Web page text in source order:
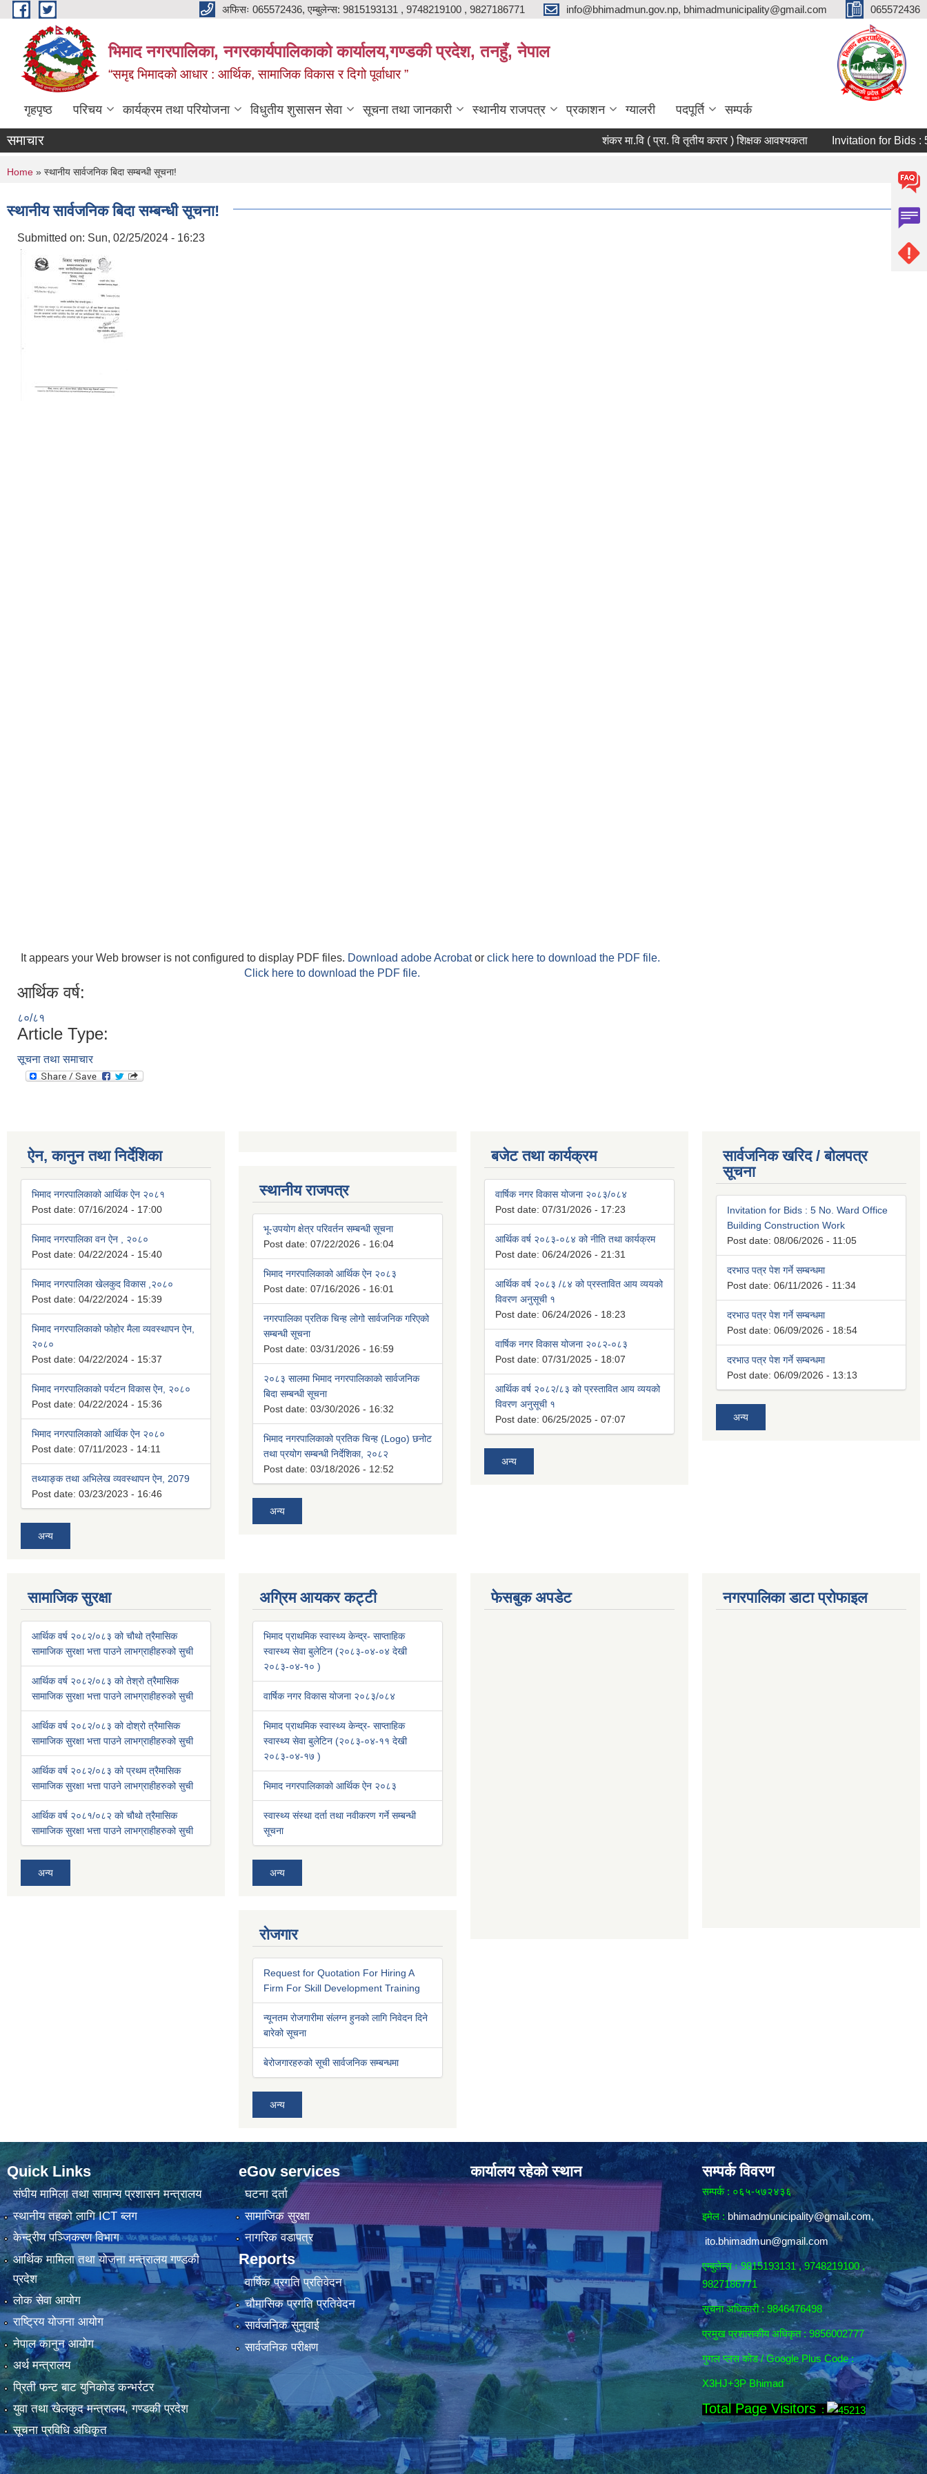
Skip to main content अफिसः 065572436, ‍‍एम्बुलेन्स: 9815193131 , 9748219100 , 9827186771 info@bhimadmun.gov.np, bhimadmunicipality@gmail.com 065572436
भिमाद नगरपालिका, नगरकार्यपालिकाको कार्यालय,गण्डकी प्रदेश, तनहुँ, नेपाल
“समृद्द भिमादको आधार : आर्थिक, सामाजिक विकास र दिगो पूर्वाधार ”
गृहपृष्ठ परिचय कार्यक्रम तथा परियोजना विधुतीय शुसासन सेवा सूचना तथा जानकारी स्थानीय राजपत्र प्रकाशन ग्यालरी पदपूर्ति सम्पर्क
समाचार शंकर मा.वि ( प्रा. वि तृतीय करार ) शिक्षक आवश्यकता
You are here
Home » स्थानीय सार्वजनिक बिदा सम्बन्धी सूचना!
स्थानीय सार्वजनिक बिदा सम्बन्धी सूचना!
Submitted on: Sun, 02/25/2024 - 16:23
It appears your Web browser is not configured to display PDF files. Download adobe Acrobator click here to download the PDF file.
Click here to download the PDF file.
आर्थिक वर्ष:
८०/८१
Article Type:
सूचना तथा समाचार
ऐन, कानुन तथा निर्देशिका
भिमाद नगरपालिकाको आर्थिक ऐन २०८१
Post date: 07/16/2024 - 17:00
भिमाद नगरपालिका वन ऐन , २०८०
Post date: 04/22/2024 - 15:40
भिमाद नगरपालिका खेलकुद विकास ,२०८०
Post date: 04/22/2024 - 15:39
भिमाद नगरपालिकाको फोहोर मैला व्यवस्थापन ऐन,
२०८०
Post date: 04/22/2024 - 15:37
भिमाद नगरपालिकाको पर्यटन विकास ऐन, २०८०
Post date: 04/22/2024 - 15:36
भिमाद नगरपालिकाको आर्थिक ऐन २०८०
Post date: 07/11/2023 - 14:11
तथ्याङ्क तथा अभिलेख व्यवस्थापन ऐन, 2079
Post date: 03/23/2023 - 16:46
अन्य
स्थानीय राजपत्र
भू-उपयोग क्षेत्र परिवर्तन सम्बन्धी सूचना
Post date: 07/22/2026 - 16:04
भिमाद नगरपालिकाको आर्थिक ऐन २०८३
Post date: 07/16/2026 - 16:01
नगरपालिका प्रतिक चिन्ह लोगो सार्वजनिक गरिएको
सम्बन्धी सूचना
Post date: 03/31/2026 - 16:59
२०८३ सालमा भिमाद नगरपालिकाको सार्वजनिक
बिदा सम्बन्धी सूचना
Post date: 03/30/2026 - 16:32
भिमाद नगरपालिकाको प्रतिक चिन्ह (Logo) छनोट
तथा प्रयोग सम्बन्धी निर्देशिका, २०८२
Post date: 03/18/2026 - 12:52
अन्य
बजेट तथा कार्यक्रम
वार्षिक नगर विकास योजना २०८३/०८४
Post date: 07/31/2026 - 17:23
आर्थिक वर्ष २०८३-०८४ को नीति तथा कार्यक्रम
Post date: 06/24/2026 - 21:31
आर्थिक वर्ष २०८३ /८४ को प्रस्तावित आय व्ययको
विवरण अनुसूची १
Post date: 06/24/2026 - 18:23
वार्षिक नगर विकास योजना २०८२-०८३
Post date: 07/31/2025 - 18:07
आर्थिक वर्ष २०८२/८३ को प्रस्तावित आय व्ययको
विवरण अनुसूची १
Post date: 06/25/2025 - 07:07
अन्य
सार्वजनिक खरिद / बोलपत्र
सूचना
Invitation for Bids : 5 No. Ward Office
Building Construction Work
Post date: 08/06/2026 - 11:05
दरभाउ पत्र पेश गर्ने सम्बन्धमा
Post date: 06/11/2026 - 11:34
दरभाउ पत्र पेश गर्ने सम्बन्धमा
Post date: 06/09/2026 - 18:54
दरभाउ पत्र पेश गर्ने सम्बन्धमा
Post date: 06/09/2026 - 13:13
अन्य
सामाजिक सुरक्षा
आर्थिक वर्ष २०८२/०८३ को चौथो त्रैमासिक
सामाजिक सुरक्षा भत्ता पाउने लाभग्राहीहरुको सुची
आर्थिक वर्ष २०८२/०८३ को तेश्रो त्रैमासिक
सामाजिक सुरक्षा भत्ता पाउने लाभग्राहीहरुको सुची
आर्थिक वर्ष २०८२/०८३ को दोश्रो त्रैमासिक
सामाजिक सुरक्षा भत्ता पाउने लाभग्राहीहरुको सुची
आर्थिक वर्ष २०८२/०८३ को प्रथम त्रैमासिक
सामाजिक सुरक्षा भत्ता पाउने लाभग्राहीहरुको सुची
आर्थिक वर्ष २०८१/०८२ को चौथो त्रैमासिक
सामाजिक सुरक्षा भत्ता पाउने लाभग्राहीहरुको सुची
अन्य
अग्रिम आयकर कट्टी
भिमाद प्राथमिक स्वास्थ्य केन्द्र- साप्ताहिक
स्वास्थ्य सेवा बुलेटिन (२०८३-०४-०४ देखी
२०८३-०४-१० )
वार्षिक नगर विकास योजना २०८३/०८४
भिमाद प्राथमिक स्वास्थ्य केन्द्र- साप्ताहिक
स्वास्थ्य सेवा बुलेटिन (२०८३-०४-११ देखी
२०८३-०४-१७ )
भिमाद नगरपालिकाको आर्थिक ऐन २०८३
स्वास्थ्य संस्था दर्ता तथा नवीकरण गर्ने सम्बन्धी
सूचना
अन्य
रोजगार
Request for Quotation For Hiring A
Firm For Skill Development Training
न्यूनतम रोजगारीमा संलग्न हुनको लागि निवेदन दिने
बारेको सूचना
बेरोजगारहरुको सूची सार्वजनिक सम्बन्धमा
अन्य
फेसबुक अपडेट नगरपालिका डाटा प्रोफाइल
Quick Links
संघीय मामिला तथा सामान्य प्रशासन मन्त्रालय
स्थानीय तहको लागि ICT ब्लग
केन्द्रीय पञ्जिकरण विभाग
आर्थिक मामिला तथा योजना मन्त्रालय गण्डकी
प्रदेश
लोक सेवा आयोग
राष्ट्रिय योजना आयोग
नेपाल कानुन आयोग
अर्थ मन्त्रालय
प्रिती फन्ट बाट युनिकोड कन्भर्रटर
युवा तथा खेलकुद मन्त्रालय, गण्डकी प्रदेश
सूचना प्रविधि अधिकृत
eGov services
घटना दर्ता
सामाजिक सुरक्षा
नागरिक वडापत्र
Reports
वार्षिक प्रगति प्रतिवेदन
चौमासिक प्रगति प्रतिवेदन
सार्वजनिक सुनुवाई
सार्वजनिक परीक्षण
कार्यालय रहेको स्थान सम्पर्क विवरण
सम्पर्क : ०६५-५७२४३६
इमेल : bhimadmunicipality@gmail.com,
ito.bhimadmun@gmail.com
एम्बुलेन्स ः 9815193131 , 9748219100 ,
9827186771
सूचना अधिकारी :9846476498
प्रमुख प्रशासकीय अधिकृत : 9856002777
गुगल प्लस कोड / Google Plus Code :
X3HJ+3P Bhimad
Total Page Visitors :